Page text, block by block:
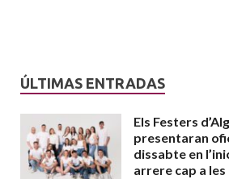
ÚLTIMAS ENTRADAS
Els Festers
presentaran
dissabte en
arrere cap a